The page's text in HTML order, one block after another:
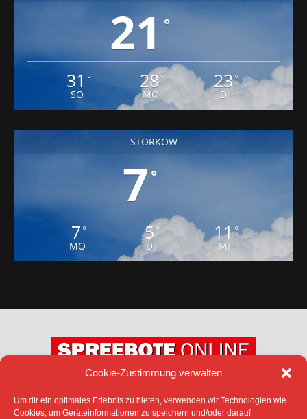
Cookie-Zustimmung verwalten
Um dir ein optimales Erlebnis zu bieten, verwenden wir Technologien wie
Cookies, um Geräteinformationen zu speichern und/oder darauf
21 °
31 °
SO
28°
MO
23°
DI
STORKOW
7°
7 °
MO
5°
DI
11°
MI
DATENSCHUTZ
IMPRESSUM
COOKIE-RICHTLINIE (EU)